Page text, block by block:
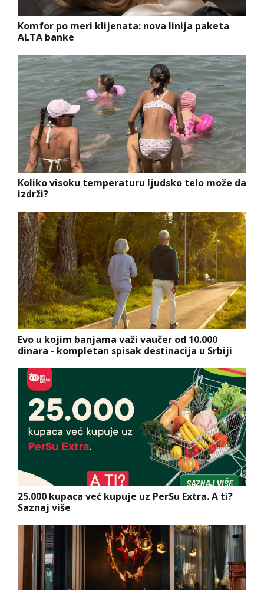
Komfor po meri klijenata: nova linija paketa
ALTA banke
Koliko visoku temperaturu ljudsko telo može da
izdrži?
Evo u kojim banjama važi vaučer od 10.000
dinara - kompletan spisak destinacija u Srbiji
25.000 kupaca već kupuje uz PerSu Extra. A ti?
Saznaj više